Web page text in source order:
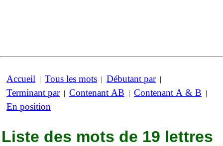
Accueil | Tous les mots | Débutant par|
Terminant par| Contenant AB | Contenant A & B |
En position
Liste des mots de 19 lettres